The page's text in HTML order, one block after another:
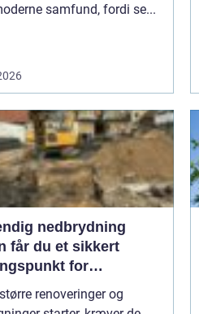
samfund, fordi se...
nedbrydning
får du et sikkert
for
renoveringer og